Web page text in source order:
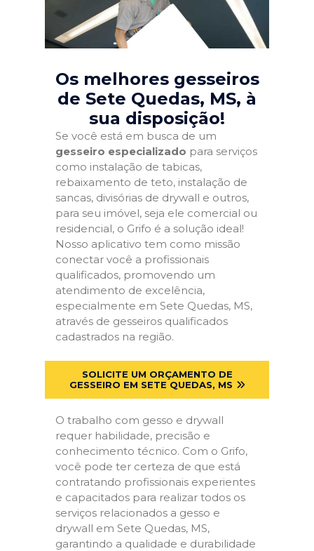
Os melhores gesseiros
de Sete Quedas, MS, à
sua disposição!
Se você está em busca de um
gesseiro especializado para serviços
como instalação de tabicas,
rebaixamento de teto, instalação de
sancas, divisórias de drywall e outros,
para seu imóvel, seja ele comercial ou
residencial, o Grifo é a solução ideal!
Nosso aplicativo tem como missão
conectar você a profissionais
qualificados, promovendo um
atendimento de excelência,
especialmente em Sete Quedas, MS,
através de gesseiros qualificados
cadastrados na região.
SOLICITE UM ORÇAMENTO DE
GESSEIRO EM SETE QUEDAS, MS
O trabalho com gesso e drywall
requer habilidade, precisão e
conhecimento técnico. Com o Grifo,
você pode ter certeza de que está
contratando profissionais experientes
e capacitados para realizar todos os
serviços relacionados a gesso e
drywall em Sete Quedas, MS,
garantindo a qualidade e durabilidade